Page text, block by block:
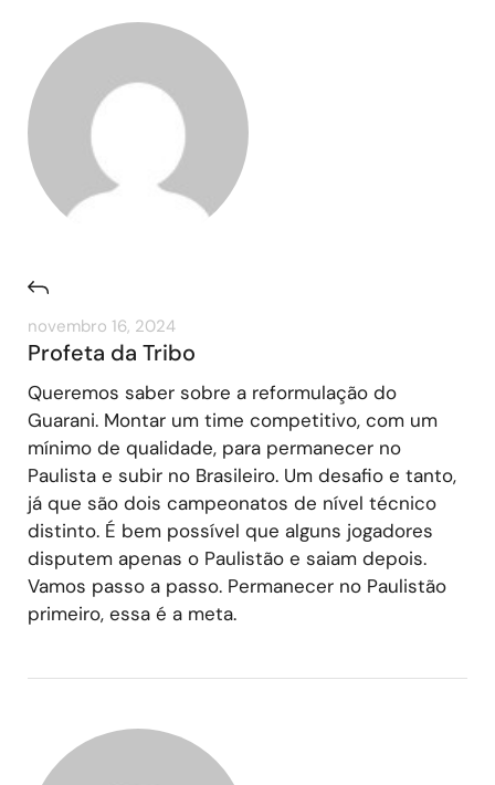
novembro 16, 2024
Profeta da Tribo
Queremos saber sobre a reformulação do
Guarani. Montar um time competitivo, com um
mínimo de qualidade, para permanecer no
Paulista e subir no Brasileiro. Um desafio e tanto,
já que são dois campeonatos de nível técnico
distinto. É bem possível que alguns jogadores
disputem apenas o Paulistão e saiam depois.
Vamos passo a passo. Permanecer no Paulistão
primeiro, essa é a meta.